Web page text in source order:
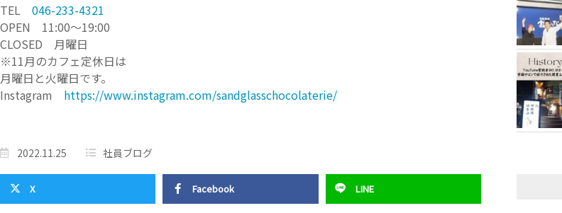
TEL 046-233-4321
OPEN 11:00～19:00
CLOSED 月曜日
※11月のカフェ定休日は
月曜日と火曜日です。
Instagram https://www.instagram.com/sandglasschocolaterie/
2022.11.25 社員ブログ
X Facebook LINE